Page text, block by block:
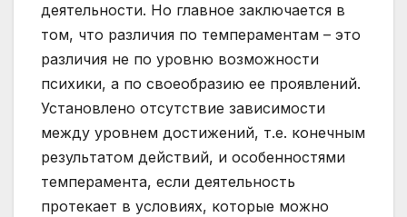
деятельности. Но главное заключается в
том, что различия по темпераментам – это
различия не по уровню возможности
психики, а по своеобразию ее проявлений.
Установлено отсутствие зависимости
между уровнем достижений, т.е. конечным
результатом действий, и особенностями
темперамента, если деятельность
протекает в условиях, которые можно